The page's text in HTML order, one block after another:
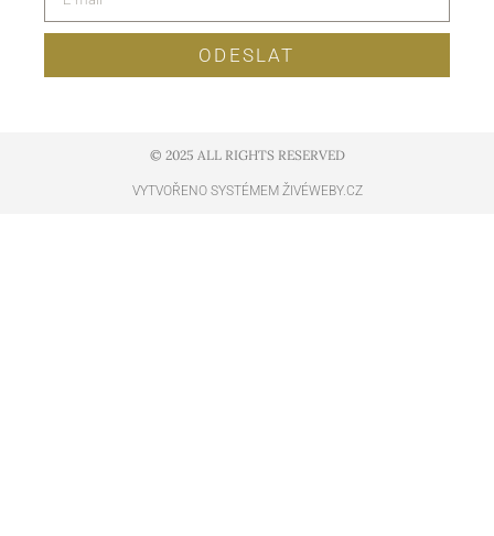
ODESLAT
© 2025 ALL RIGHTS RESERVED​
VYTVOŘENO SYSTÉMEM ŽIVÉWEBY.CZ